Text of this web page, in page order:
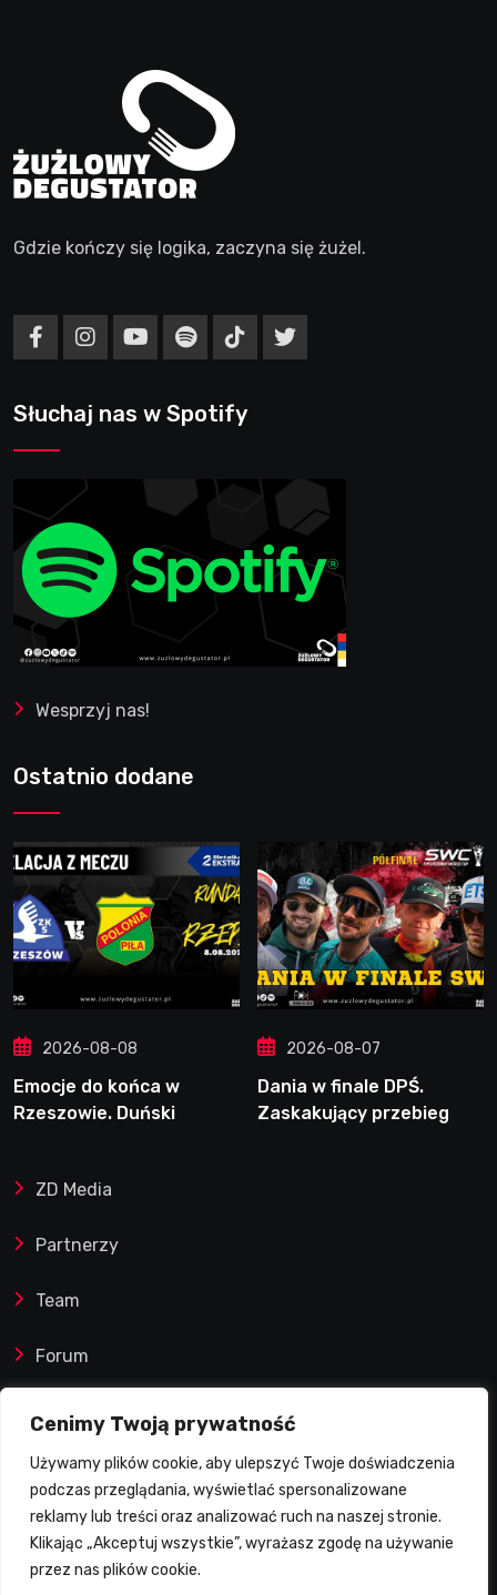
Cenimy Twoją prywatność
Używamy plików cookie, aby ulepszyć Twoje doświadczenia
podczas przeglądania, wyświetlać spersonalizowane
reklamy lub treści oraz analizować ruch na naszej stronie.
Klikając „Akceptuj wszystkie”, wyrażasz zgodę na używanie
przez nas plików cookie.
Gdzie kończy się logika, zaczyna się żużel.
Słuchaj nas w Spotify
Wesprzyj nas!
Ostatnio dodane
2026-08-08
Emocje do końca w
Rzeszowie. Duński
2026-08-07
Dania w finale DPŚ.
Zaskakujący przebieg
ZD Media
Partnerzy
Team
Forum
Reklamy i współprace
Prawa autorskie
Polityka Prywatności